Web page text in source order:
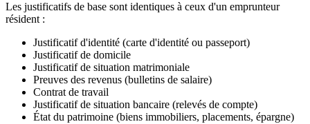
Les justificatifs de base sont identiques à ceux d'un emprunteur
résident :
Justificatif d'identité (carte d'identité ou passeport)
Justificatif de domicile
Justificatif de situation matrimoniale
Preuves des revenus (bulletins de salaire)
Contrat de travail
Justificatif de situation bancaire (relevés de compte)
État du patrimoine (biens immobiliers, placements, épargne)